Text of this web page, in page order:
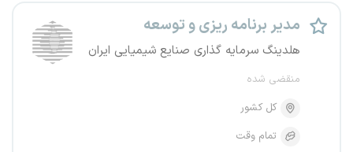
مدیر برنامه ریزی و توسعه
هلدینگ سرمایه گذاری صنایع شیمیایی ایران
منقضی شده
کل کشور
تمام وقت